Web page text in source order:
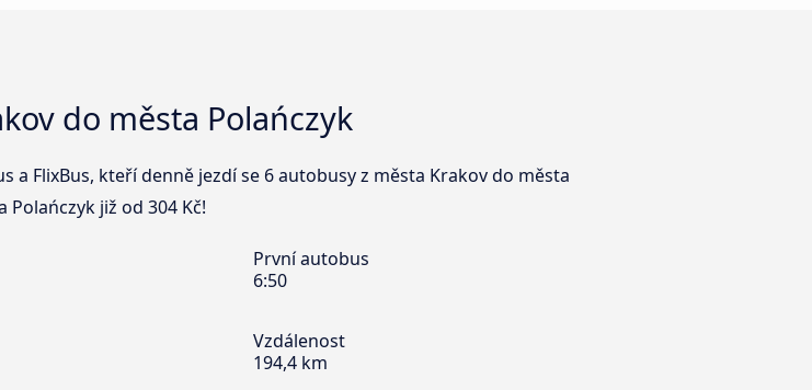
do města Polańczyk
FlixBus, kteří denně jezdí se 6 autobusy z města Krakov do města
již od 304 Kč!
První autobus
6:50
Vzdálenost
194,4 km